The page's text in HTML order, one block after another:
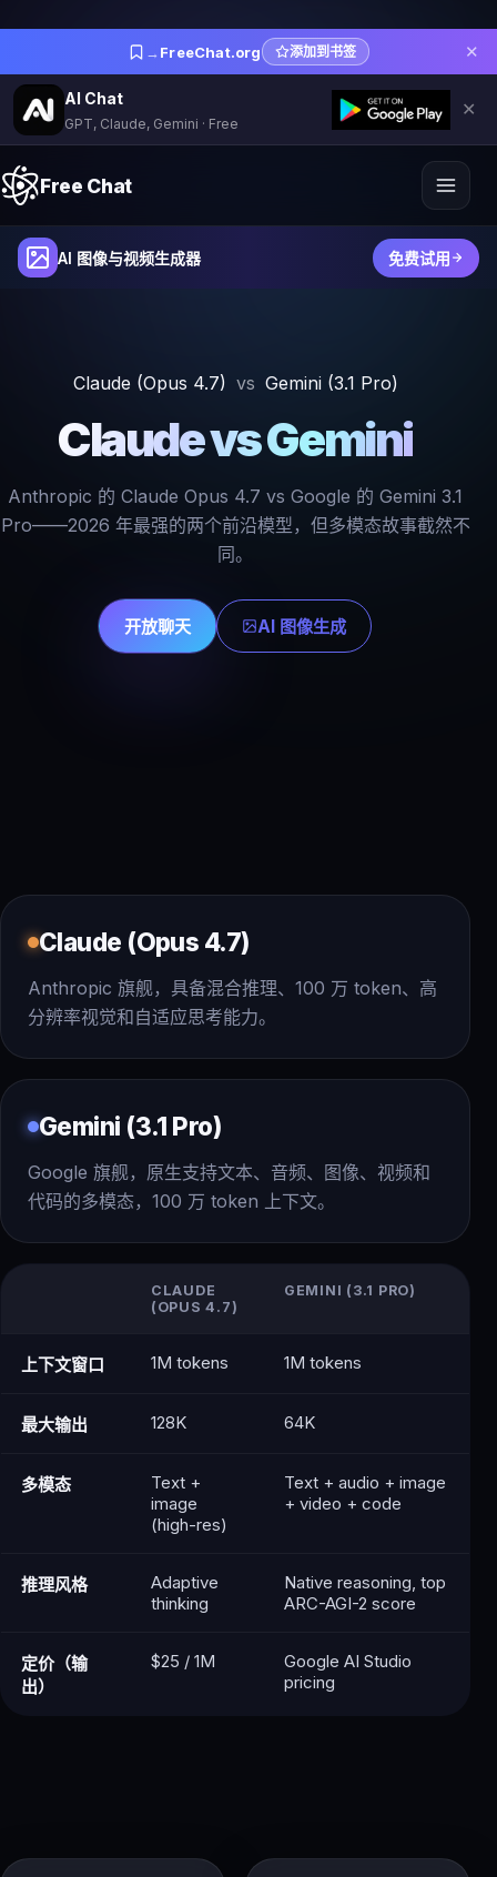
→ FreeChat.org 添加到书签 ✕
AI Chat
GPT, Claude, Gemini · Free
✕
Free Chat
AI 图像与视频生成器 免费试用
Claude (Opus 4.7) vs Gemini (3.1 Pro)
Claude vs Gemini
Anthropic 的 Claude Opus 4.7 vs Google 的 Gemini 3.1
Pro——2026 年最强的两个前沿模型，但多模态故事截然不
同。
开放聊天 AI 图像生成
Claude (Opus 4.7)
Anthropic 旗舰，具备混合推理、100 万 token、高
分辨率视觉和自适应思考能力。
Gemini (3.1 Pro)
Google 旗舰，原生支持文本、音频、图像、视频和
代码的多模态，100 万 token 上下文。
CLAUDE
(OPUS 4.7)
GEMINI (3.1 PRO)
上下文窗口 1M tokens 1M tokens
最大输出 128K 64K
多模态
Text +
image
(high-res)
Text + audio + image
+ video + code
推理风格
Adaptive
thinking
Native reasoning, top
ARC-AGI-2 score
定价（输
出）
$25 / 1M
Google AI Studio
pricing